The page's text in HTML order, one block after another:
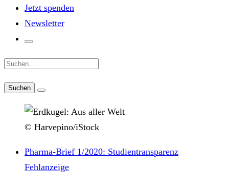
Jetzt spenden
Newsletter
Suche:
© Harvepino/iStock
Pharma-Brief 1/2020: Studientransparenz
Fehlanzeige